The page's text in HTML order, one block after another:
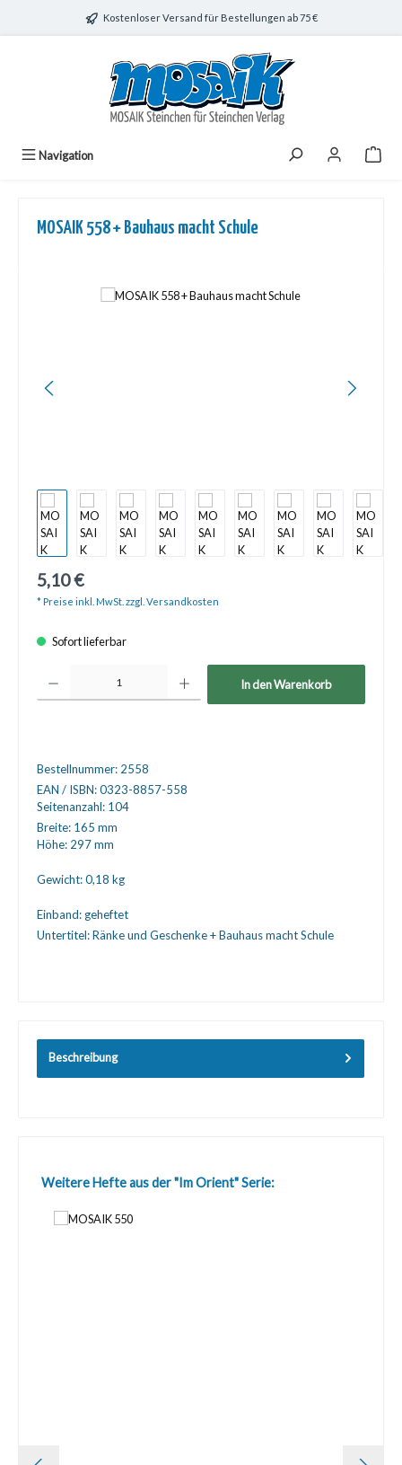
Zum Hauptinhalt springenKostenloser Versand für Bestellungen ab 75 €
Navigation
MOSAIK 558 + Bauhaus macht Schule
Bildergalerie überspringen
5,10 €
* Preise inkl. MwSt. zzgl. Versandkosten
Sofort lieferbar
In den Warenkorb
Bestellnummer: 2558
EAN / ISBN:0323-8857-558
Seitenanzahl: 104
Breite: 165 mm
Höhe: 297 mm
Gewicht:0,18 kg
Einband: geheftet
Untertitel:Ränke und Geschenke + Bauhaus macht Schule
Beschreibung
Produktgalerie überspringen
Weitere Hefte aus der "Im Orient" Serie: